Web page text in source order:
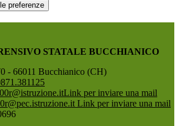
preferenze
STATALE BUCCHIANICO
- 66011 Bucchianico (CH)
Link per inviare una mail
Link per inviare una mail